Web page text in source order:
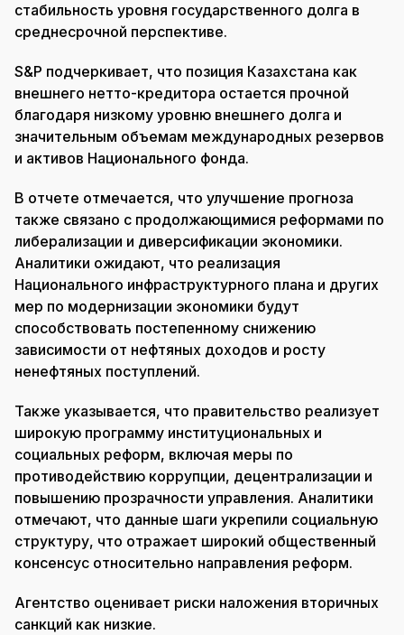
стабильность уровня государственного долга в
среднесрочной перспективе.
S&P подчеркивает, что позиция Казахстана как
внешнего нетто-кредитора остается прочной
благодаря низкому уровню внешнего долга и
значительным объемам международных резервов
и активов Национального фонда.
В отчете отмечается, что улучшение прогноза
также связано с продолжающимися реформами по
либерализации и диверсификации экономики.
Аналитики ожидают, что реализация
Национального инфраструктурного плана и других
мер по модернизации экономики будут
способствовать постепенному снижению
зависимости от нефтяных доходов и росту
ненефтяных поступлений.
Также указывается, что правительство реализует
широкую программу институциональных и
социальных реформ, включая меры по
противодействию коррупции, децентрализации и
повышению прозрачности управления. Аналитики
отмечают, что данные шаги укрепили социальную
структуру, что отражает широкий общественный
консенсус относительно направления реформ.
Агентство оценивает риски наложения вторичных
санкций как низкие.